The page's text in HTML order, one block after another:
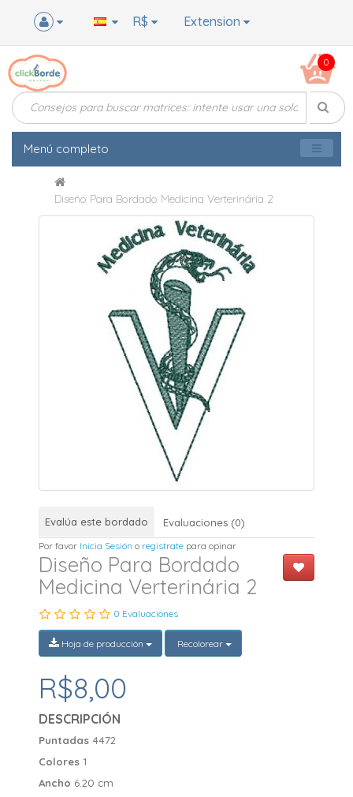
Extension
R$
0
Menú completo
Diseño Para Bordado Medicina Verterinária 2
Evalúa este bordado Evaluaciones (0)
Por favor Inicia Sesión o registrate para opinar
Diseño Para Bordado
Medicina Verterinária 2
0 Evaluaciones
Hoja de producción Recolorear
R$8,00
DESCRIPCIÓN
Puntadas4472
Colores 1
Ancho 6.20 cm